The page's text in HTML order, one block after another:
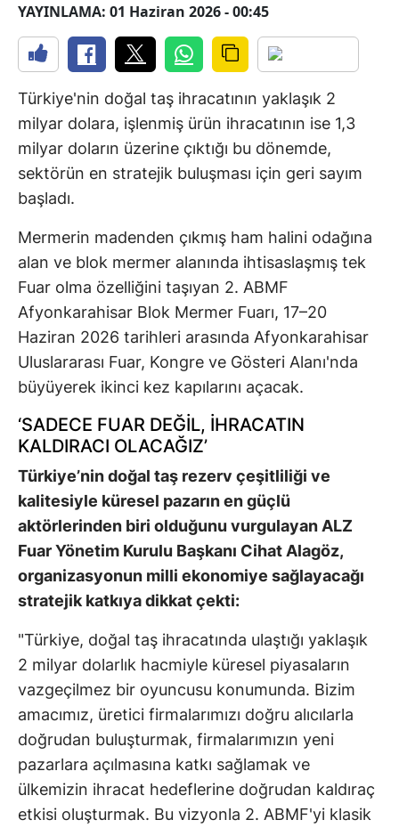
YAYINLAMA: 01 Haziran 2026 - 00:45
Türkiye'nin doğal taş ihracatının yaklaşık 2
milyar dolara, işlenmiş ürün ihracatının ise 1,3
milyar doların üzerine çıktığı bu dönemde,
sektörün en stratejik buluşması için geri sayım
başladı.
Mermerin madenden çıkmış ham halini odağına
alan ve blok mermer alanında ihtisaslaşmış tek
Fuar olma özelliğini taşıyan 2. ABMF
Afyonkarahisar Blok Mermer Fuarı, 17–20
Haziran 2026 tarihleri arasında Afyonkarahisar
Uluslararası Fuar, Kongre ve Gösteri Alanı'nda
büyüyerek ikinci kez kapılarını açacak.
‘SADECE FUAR DEĞİL, İHRACATIN
KALDIRACI OLACAĞIZ’
Türkiye’nin doğal taş rezerv çeşitliliği ve
kalitesiyle küresel pazarın en güçlü
aktörlerinden biri olduğunu vurgulayan ALZ
Fuar Yönetim Kurulu Başkanı Cihat Alagöz,
organizasyonun milli ekonomiye sağlayacağı
stratejik katkıya dikkat çekti:
"Türkiye, doğal taş ihracatında ulaştığı yaklaşık
2 milyar dolarlık hacmiyle küresel piyasaların
vazgeçilmez bir oyuncusu konumunda. Bizim
amacımız, üretici firmalarımızı doğru alıcılarla
doğrudan buluşturmak, firmalarımızın yeni
pazarlara açılmasına katkı sağlamak ve
ülkemizin ihracat hedeflerine doğrudan kaldıraç
etkisi oluşturmak. Bu vizyonla 2. ABMF'yi klasik